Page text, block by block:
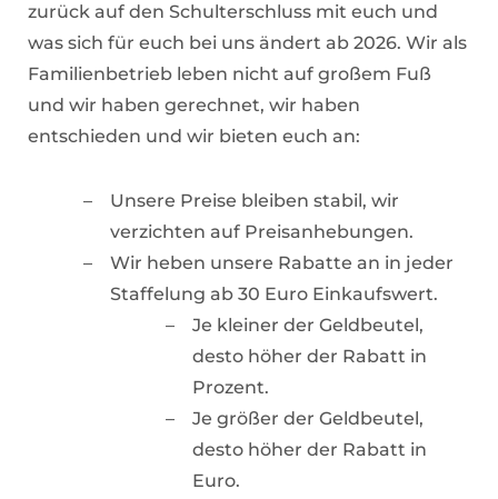
zurück auf den Schulterschluss mit euch und
was sich für euch bei uns ändert ab 2026. Wir als
Familienbetrieb leben nicht auf großem Fuß
und wir haben gerechnet, wir haben
entschieden und wir bieten euch an:
Unsere Preise bleiben stabil, wir
verzichten auf Preisanhebungen.
Wir heben unsere Rabatte an in jeder
Staffelung ab 30 Euro Einkaufswert.
Je kleiner der Geldbeutel,
desto höher der Rabatt in
Prozent.
Je größer der Geldbeutel,
desto höher der Rabatt in
Euro.